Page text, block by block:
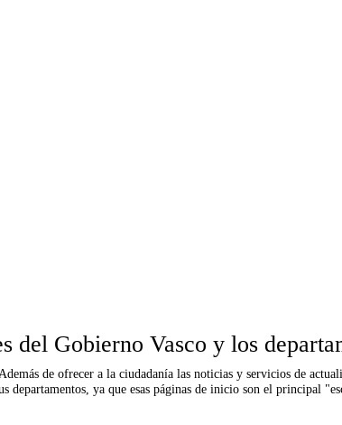
del Gobierno Vasco y los
de ofrecer a la ciudadanía las noticias y servicios de
ya que esas páginas de inicio son el principal